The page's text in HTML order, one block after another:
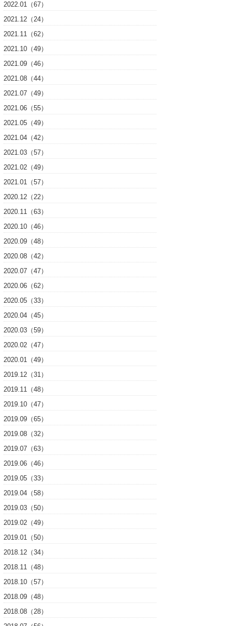
2022.01（67）
2021.12（24）
2021.11（62）
2021.10（49）
2021.09（46）
2021.08（44）
2021.07（49）
2021.06（55）
2021.05（49）
2021.04（42）
2021.03（57）
2021.02（49）
2021.01（57）
2020.12（22）
2020.11（63）
2020.10（46）
2020.09（48）
2020.08（42）
2020.07（47）
2020.06（62）
2020.05（33）
2020.04（45）
2020.03（59）
2020.02（47）
2020.01（49）
2019.12（31）
2019.11（48）
2019.10（47）
2019.09（65）
2019.08（32）
2019.07（63）
2019.06（46）
2019.05（33）
2019.04（58）
2019.03（50）
2019.02（49）
2019.01（50）
2018.12（34）
2018.11（48）
2018.10（57）
2018.09（48）
2018.08（28）